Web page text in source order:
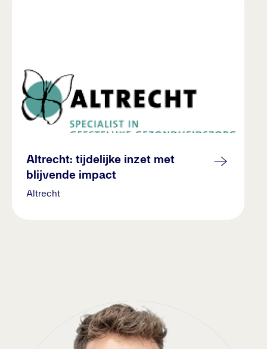
Altrecht: tijdelijke inzet met
blijvende impact
Altrecht